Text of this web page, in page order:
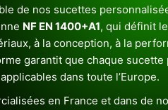
de nos sucettes
NF EN 1400+A1, qui définit
à la conception, à la
garantit que chaque
dans toute l’Europe.
en France et dans de